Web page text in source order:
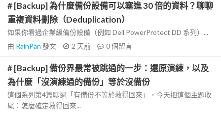
# [Backup] 為什麼備份設備可以塞進 30 倍的資料？聊聊
重複資料刪除（Deduplication）
如果你看過企業級備份設備（例如 Dell PowerProtect DD 系列）...
由 RainPan 發文 2 天前 0個留言
# [Backup] 備份界最常被跳過的一步：還原演練，以及
為什麼「沒演練過的備份」等於沒備份
這個系列第4篇聊過「有備份不等於救得回來」，今天把這個主題收
尾：怎麼確定救得回來...